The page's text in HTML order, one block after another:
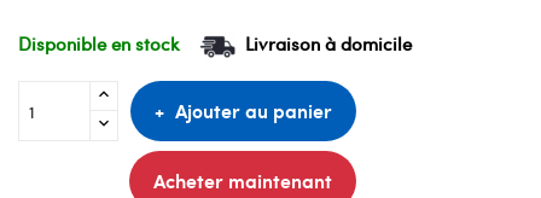
Disponible en stock Livraison à domicile
Ajouter au panier
Acheter maintenant